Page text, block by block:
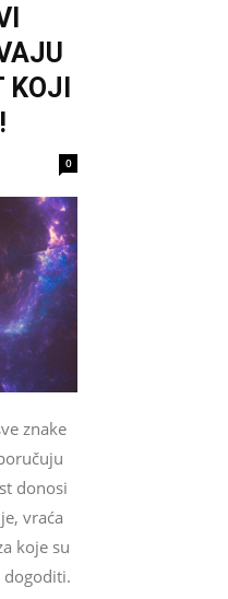
KOJI
0
znake
donosi
vraća
koje su
dogoditi.